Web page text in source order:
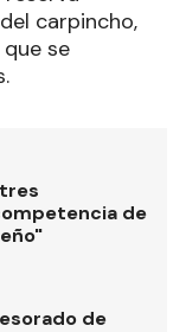
carpincho,
se
de
de